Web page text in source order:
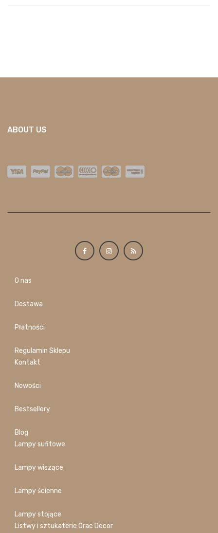
ABOUT US
O nas
Dostawa
Płatności
Regulamin Sklepu
Kontakt
Nowości
Bestsellery
Blog
Lampy sufitowe
Lampy wiszące
Lampy ścienne
Lampy stojące
Listwy i sztukaterie Orac Decor